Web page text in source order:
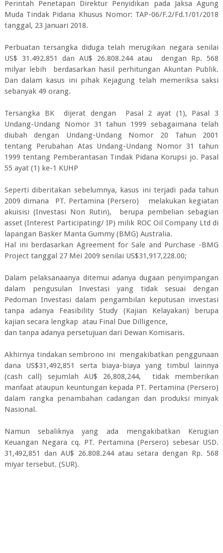
Perintah Penetapan Direktur Penyidikan pada Jaksa Agung
Muda Tindak Pidana Khusus Nomor: TAP-06/F.2/Fd.1/01/2018
tanggal, 23 Januari 2018.
Perbuatan tersangka diduga telah merugikan negara senilai
US$ 31.492.851 dan AU$ 26.808.244 atau dengan Rp. 568
milyar lebih berdasarkan hasil perhitungan Akuntan Publik.
Dan dalam kasus ini pihak Kejagung telah memeriksa saksi
sebanyak 49 orang.
Tersangka BK dijerat dengan Pasal 2 ayat (1), Pasal 3
Undang-Undang Nomor 31 tahun 1999 sebagaimana telah
diubah dengan Undang-Undang Nomor 20 Tahun 2001
tentang Perubahan Atas Undang-Undang Nomor 31 tahun
1999 tentang Pemberantasan Tindak Pidana Korupsi jo. Pasal
55 ayat (1) ke-1 KUHP
Seperti diberitakan sebelumnya, kasus ini terjadi pada tahun
2009 dimana PT. Pertamina (Persero) melakukan kegiatan
akuisisi (Investasi Non Rutin), berupa pembelian sebagian
asset (Interest Participating/ IP) milik ROC Oil Company Ltd di
lapangan Basker Manta Gummy (BMG) Australia.
Hal ini berdasarkan Agreement for Sale and Purchase -BMG
Project tanggal 27 Mei 2009 senilai US$31,917,228.00;
Dalam pelaksanaanya ditemui adanya dugaan penyimpangan
dalam pengusulan Investasi yang tidak sesuai dengan
Pedoman Investasi dalam pengambilan keputusan investasi
tanpa adanya Feasibility Study (Kajian Kelayakan) berupa
kajian secara lengkap atau Final Due Dilligence,
dan tanpa adanya persetujuan dari Dewan Komisaris.
Akhirnya tindakan sembrono ini mengakibatkan penggunaan
dana US$31,492,851 serta biaya-biaya yang timbul lainnya
(cash call) sejumlah AU$ 26,808,244, tidak memberikan
manfaat ataupun keuntungan kepada PT. Pertamina (Persero)
dalam rangka penambahan cadangan dan produksi minyak
Nasional.
Namun sebaliknya yang ada mengakibatkan Kerugian
Keuangan Negara cq. PT. Pertamina (Persero) sebesar USD.
31,492,851 dan AU$ 26.808.244 atau setara dengan Rp. 568
miyar tersebut. (SUR).